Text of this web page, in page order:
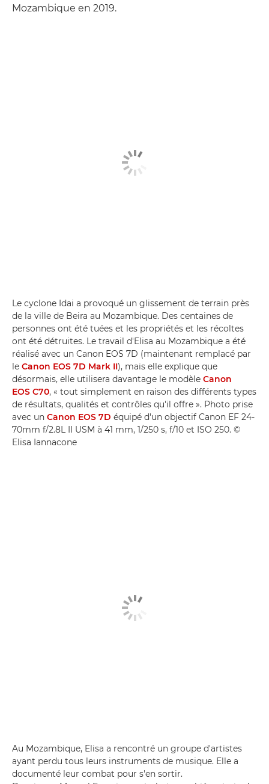
Mozambique en 2019.
Le cyclone Idai a provoqué un glissement de terrain près
de la ville de Beira au Mozambique. Des centaines de
personnes ont été tuées et les propriétés et les récoltes
ont été détruites. Le travail d'Elisa au Mozambique a été
réalisé avec un Canon EOS 7D (maintenant remplacé par
le Canon EOS 7D Mark II), mais elle explique que
désormais, elle utilisera davantage le modèle Canon
EOS C70, « tout simplement en raison des différents types
de résultats, qualités et contrôles qu'il offre ». Photo prise
avec un Canon EOS 7D équipé d'un objectif Canon EF 24-
70mm f/2.8L II USM à 41 mm, 1/250 s, f/10 et ISO 250. ©
Elisa Iannacone
Au Mozambique, Elisa a rencontré un groupe d'artistes
ayant perdu tous leurs instruments de musique. Elle a
documenté leur combat pour s'en sortir.